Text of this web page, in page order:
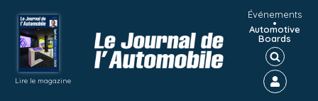
Lire le magazine
Événements
•
Automotive
Boards